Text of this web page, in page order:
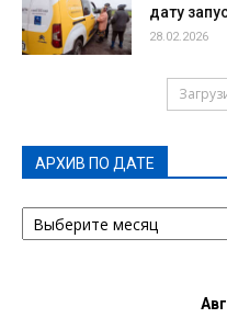
дату
28.02.2026
АРХИВ ПО ДАТЕ
АРХИВ
ПО